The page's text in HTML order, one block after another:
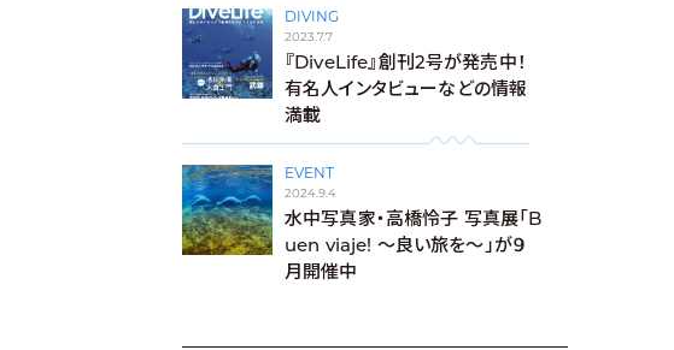
DIVING
2023.7.7
『DiveLife』創刊2号が発売中！
有名人インタビューなどの情報
満載
EVENT
2024.9.4
水中写真家・高橋怜子 写真展「B
uen viaje! ～良い旅を～」が９
月開催中